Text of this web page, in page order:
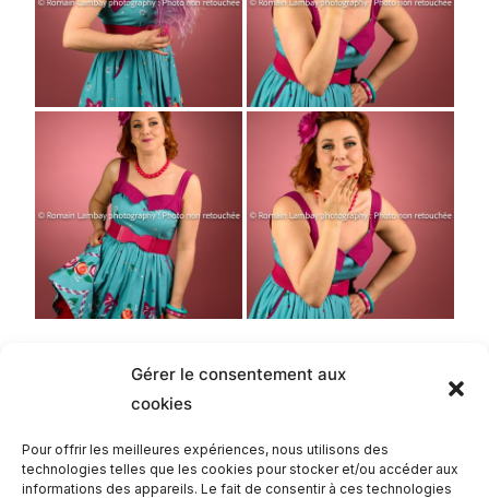
Gérer le consentement aux
cookies
Pour offrir les meilleures expériences, nous utilisons des
technologies telles que les cookies pour stocker et/ou accéder aux
informations des appareils. Le fait de consentir à ces technologies
Romain